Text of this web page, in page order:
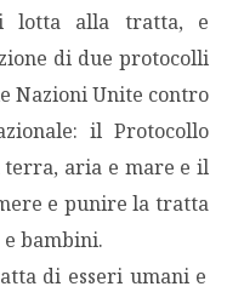
lotta alla tratta, e
di due protocolli
Nazioni Unite contro
il Protocollo
aria e mare e il
e punire la tratta
bambini.
di esseri umani e